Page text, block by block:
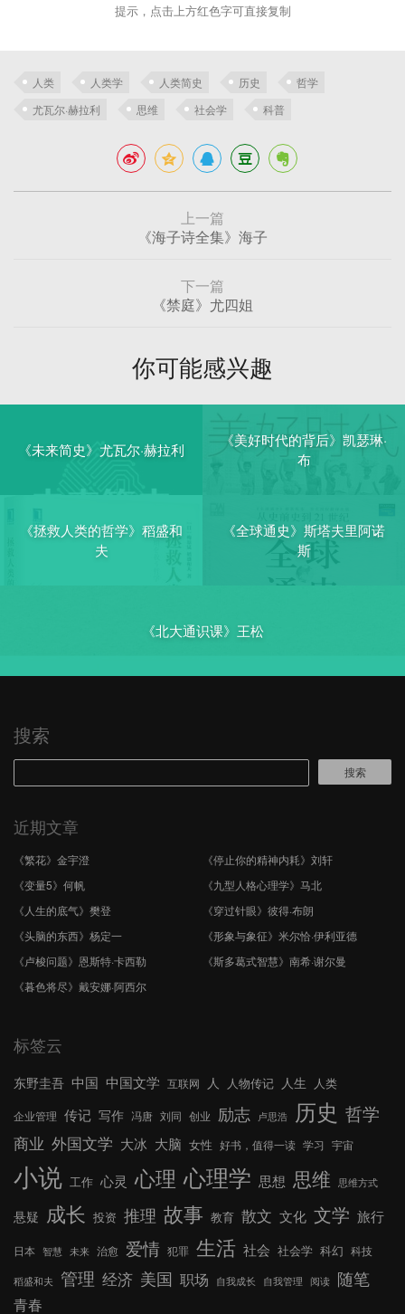
提示，点击上方红色字可直接复制
人类 人类学 人类简史 历史
哲学
尤瓦尔·赫拉利
思维 社会学 科普
上一篇
《海子诗全集》海子
下一篇
《禁庭》尤四姐
你可能感兴趣
《未来简史》尤瓦尔·赫拉利
《美好时代的背后》凯瑟琳·
布
《拯救人类的哲学》稻盛和
夫
《全球通史》斯塔夫里阿诺
斯
《北大通识课》王松
搜索
搜索
近期文章
《繁花》金宇澄
《停止你的精神内耗》刘轩
《变量5》何帆
《九型人格心理学》马北
《人生的底气》樊登
《穿过针眼》彼得·布朗
《头脑的东西》杨定一
《形象与象征》米尔恰·伊利亚德
《卢梭问题》恩斯特·卡西勒
《斯多葛式智慧》南希·谢尔曼
《暮色将尽》戴安娜·阿西尔
标签云
东野圭吾 中国 中国文学 互联网 人 人物传记 人生 人类
企业管理 传记 写作 冯唐 刘同 创业 励志 卢思浩 历史 哲学
商业 外国文学 大冰 大脑 女性 好书，值得一读 学习 宇宙
小说 工作 心灵 心理 心理学 思想 思维 思维方式
悬疑 成长 投资 推理 故事 教育 散文 文化 文学 旅行
日本 智慧 未来 治愈 爱情 犯罪 生活 社会 社会学 科幻 科技
稻盛和夫 管理 经济 美国 职场 自我成长 自我管理 阅读 随笔
青春